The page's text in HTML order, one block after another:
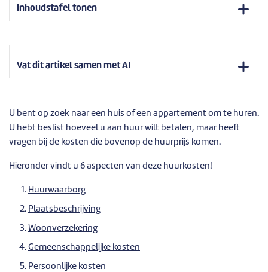
Inhoudstafel tonen
Vat dit artikel samen met AI
U bent op zoek naar een huis of een appartement om te huren.
U hebt beslist hoeveel u aan huur wilt betalen, maar heeft
vragen bij de kosten die bovenop de huurprijs komen.
Hieronder vindt u 6 aspecten van deze huurkosten!
Huurwaarborg
Plaatsbeschrijving
Woonverzekering
Gemeenschappelijke kosten
Persoonlijke kosten